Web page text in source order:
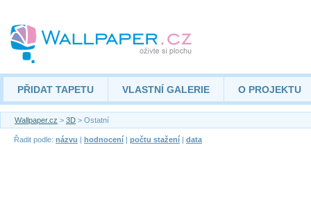
PŘIDAT TAPETU VLASTNÍ GALERIE O PROJEKTU
Wallpaper.cz > 3D > Ostatní
Řadit podle: názvu | hodnocení | počtu stažení | data